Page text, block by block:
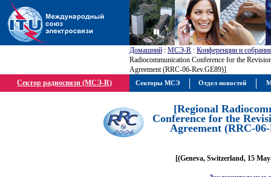
Домашний : МСЭ-R : Конференции и
Radiocommunication Conference for the
Agreement (RRC-06-Rev.GE89)]
Сектор радиосвязи (МСЭ-R)
[Regional
Conference for the
Agreement (RRC-
[(Geneva, Switzerland, 15
Секторы МСЭ Отдел новостей